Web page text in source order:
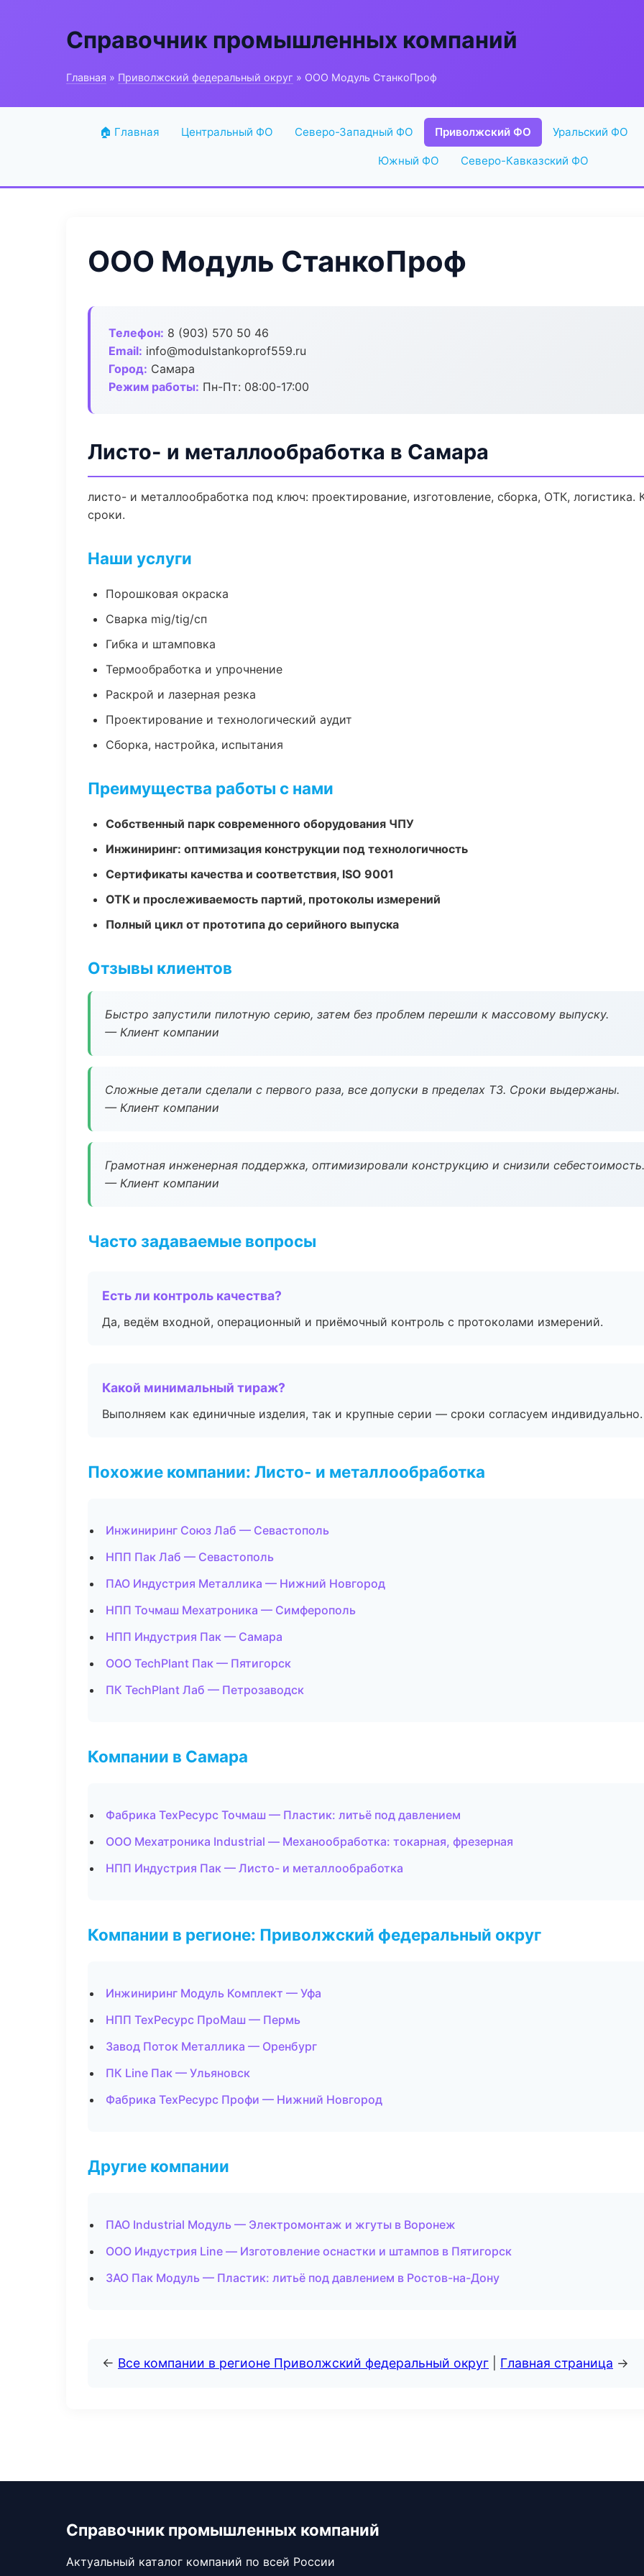
Справочник промышленных компаний
Главная » Приволжский федеральный округ » ООО Модуль СтанкоПроф
🏠 Главная Центральный ФО Северо-Западный ФО Приволжский ФО Уральский ФО
Южный ФО Северо-Кавказский ФО
ООО Модуль СтанкоПроф
Телефон: 8 (903) 570 50 46
Email: info@modulstankoprof559.ru
Город: Самара
Режим работы: Пн-Пт: 08:00-17:00
Листо- и металлообработка в Самара
листо- и металлообработка под ключ: проектирование, изготовление, сборка, ОТК,
сроки.
Наши услуги
Порошковая окраска
Сварка mig/tig/сп
Гибка и штамповка
Термообработка и упрочнение
Раскрой и лазерная резка
Проектирование и технологический аудит
Сборка, настройка, испытания
Преимущества работы с нами
Собственный парк современного оборудования ЧПУ
Инжиниринг: оптимизация конструкции под технологичность
Сертификаты качества и соответствия, ISO 9001
ОТК и прослеживаемость партий, протоколы измерений
Полный цикл от прототипа до серийного выпуска
Отзывы клиентов
Быстро запустили пилотную серию, затем без проблем перешли к массовому выпуску.
— Клиент компании
Сложные детали сделали с первого раза, все допуски в пределах ТЗ. Сроки выдержаны.
— Клиент компании
Грамотная инженерная поддержка, оптимизировали конструкцию и снизили себестоимость.
— Клиент компании
Часто задаваемые вопросы
Есть ли контроль качества?
Да, ведём входной, операционный и приёмочный контроль с протоколами измерений.
Какой минимальный тираж?
Выполняем как единичные изделия, так и крупные серии — сроки согласуем индивидуально.
Похожие компании: Листо- и металлообработка
Инжиниринг Союз Лаб — Севастополь
НПП Пак Лаб — Севастополь
ПАО Индустрия Металлика — Нижний Новгород
НПП Точмаш Мехатроника — Симферополь
НПП Индустрия Пак — Самара
ООО TechPlant Пак — Пятигорск
ПК TechPlant Лаб — Петрозаводск
Компании в Самара
Фабрика ТехРесурс Точмаш — Пластик: литьё под давлением
ООО Мехатроника Industrial — Механообработка: токарная, фрезерная
НПП Индустрия Пак — Листо- и металлообработка
Компании в регионе: Приволжский федеральный округ
Инжиниринг Модуль Комплект — Уфа
НПП ТехРесурс ПроМаш — Пермь
Завод Поток Металлика — Оренбург
ПК Line Пак — Ульяновск
Фабрика ТехРесурс Профи — Нижний Новгород
Другие компании
ПАО Industrial Модуль — Электромонтаж и жгуты в Воронеж
ООО Индустрия Line — Изготовление оснастки и штампов в Пятигорск
ЗАО Пак Модуль — Пластик: литьё под давлением в Ростов-на-Дону
← Все компании в регионе Приволжский федеральный округ Главная страница →
Справочник промышленных компаний
Актуальный каталог компаний по всей России